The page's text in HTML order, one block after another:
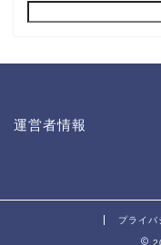
運営者情報
プライバ